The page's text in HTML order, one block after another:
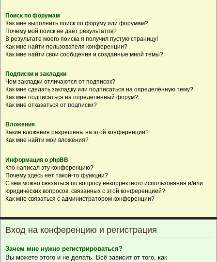
Поиск по форумам
Как мне выполнить поиск по форуму или форумам?
Почему мой поиск не даёт результатов?
В результате моего поиска я получил пустую страницу!
Как мне найти пользователя конференции?
Как мне найти свои сообщения и созданные мной темы?
Подписки и закладки
Чем закладки отличаются от подписок?
Как мне сделать закладку или подписаться на определённую тему?
Как мне подписаться на определённый форум?
Как мне отказаться от подписки?
Вложения
Какие вложения разрешены на этой конференции?
Как мне найти мои вложения?
Информация о phpBB
Кто написал эту конференцию?
Почему здесь нет такой-то функции?
С кем можно связаться по вопросу некорректного использования и/или
юридических вопросов, связанных с этой конференцией?
Как мне связаться с администратором конференции?
Вход на конференцию и регистрация
Зачем мне нужно регистрироваться?
Вы можете этого и не делать. Всё зависит от того, как